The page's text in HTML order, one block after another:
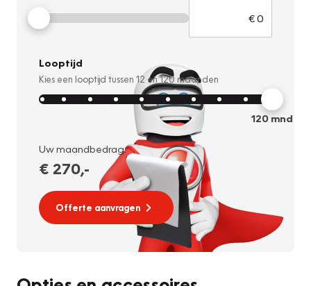
Looptijd
Kies een looptijd tussen 12 en120 maanden
120mnd
Uw maandbedrag:
€ 270,-
Offerte aanvragen